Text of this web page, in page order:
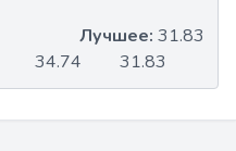
34.74 31.83
Лучшее: 31.83